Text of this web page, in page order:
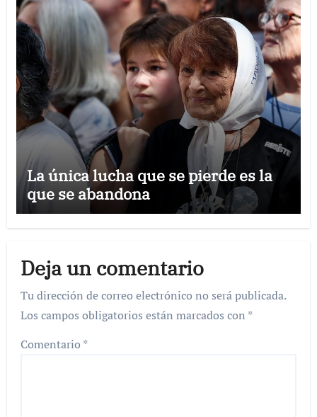
La única lucha que se pierde es la
que se abandona
Deja un comentario
Tu dirección de correo electrónico no será publicada.
Los campos obligatorios están marcados con *
Comentario *